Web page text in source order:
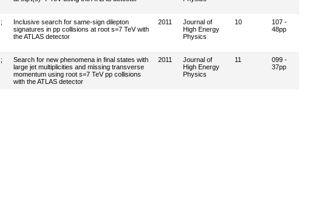
;
Inclusive search for same-sign dilepton
signatures in pp collisions at root s=7 TeV with
the ATLAS detector
2011
Journal of
High Energy
Physics
10
107 -
48pp
;
Search for new phenomena in final states with
large jet multiplicities and missing transverse
momentum using root s=7 TeV pp collisions
with the ATLAS detector
2011
Journal of
High Energy
Physics
11
099 -
37pp